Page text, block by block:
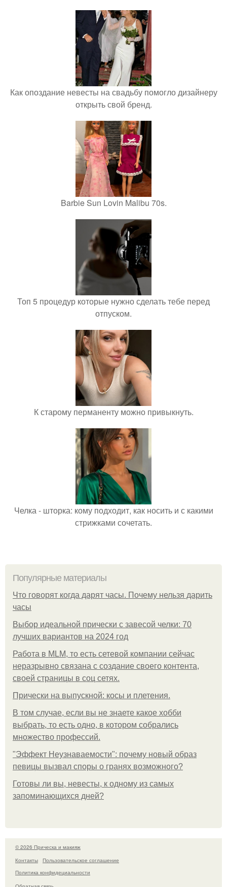
Как опоздание невесты на свадьбу помогло дизайнеру
открыть свой бренд.
Barbie Sun Lovin Malibu 70s.
Топ 5 процедур которые нужно сделать тебе перед
отпуском.
К старому перманенту можно привыкнуть.
Челка - шторка: кому подходит, как носить и с какими
стрижками сочетать.
Популярные материалы
Что говорят когда дарят часы. Почему нельзя дарить
часы
Выбор идеальной прически с завесой челки: 70
лучших вариантов на 2024 год
Работа в MLM, то есть сетевой компании сейчас
неразрывно связана с создание своего контента,
своей страницы в соц сетях.
Прически на выпускной: косы и плетения.
В том случае, если вы не знаете какое хобби
выбрать, то есть одно, в котором собрались
множество профессий.
"Эффект Неузнаваемости": почему новый образ
певицы вызвал споры о гранях возможного?
Готовы ли вы, невесты, к одному из самых
запоминающихся дней?
© 2026 Прическа и макияж
Контакты
Пользовательское соглашение
Политика конфидециальности